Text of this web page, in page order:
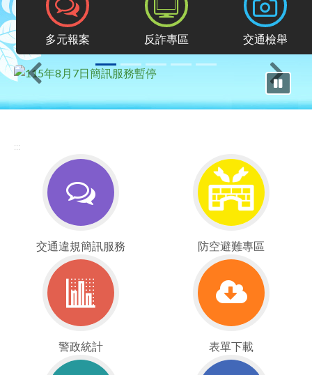
報案專區
多元報案 反詐專區
反詐專區 交通檢舉
交通檢舉
暫停輪
上一則 下一則
:::
通
規
簡
務
交通違規簡訊服務
空
散
避
區
防空避難專區
政
警政統計
單
表單下載